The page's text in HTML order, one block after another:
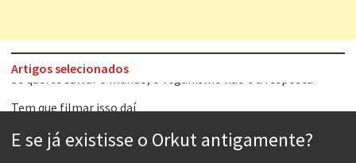
Artigos selecionados
Aprender a fracassar é o segredo do sucesso
E se já existisse o Orkut antigamente?